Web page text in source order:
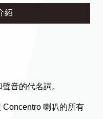
紹
音的代名詞。
喇叭的所有